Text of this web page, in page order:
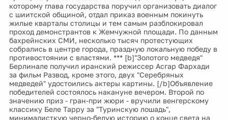
которому глава государства поручил организовать диалог
с шиитской общиной, отдал приказ военным покинуть
жилые кварталы столицы и тем самым разблокировал
проход демонстрантов к Жемчужной площади. По данным
бахрейнских СМИ, несколько тысяч протестующих
собрались в центре города, праздную локальную победу в
противостоянии с властями. *** [b]"Золотого медведя"
Берлинале получил иранский режиссер Асгар Фархади
за фильм Развод, кроме этого, двух "Серебряных
медведей" удостоились актеры картины. [/b]Объявление
победителей состоялось накануне вечером. Второй по
значению приз - гран-при жюри - вручили венгерскому
классику Беле Тарру за "Туринскую лошадь",
минималисткую черно-белую историю о конце света на